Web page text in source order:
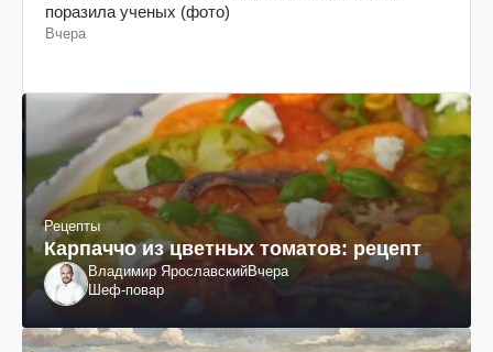
поразила ученых (фото)
Вчера
Рецепты
Карпаччо из цветных томатов: рецепт
Владимир ЯрославскийВчера
Шеф-повар